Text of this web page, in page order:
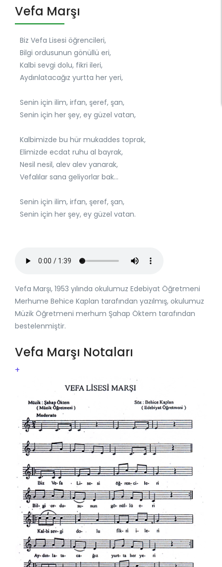
Vefa Marşı
Biz Vefa Lisesi öğrencileri,
Bilgi ordusunun gönüllü eri,
Kalbi sevgi dolu, fikri ileri,
Aydınlatacağız yurtta her yeri,
Senin için ilim, irfan, şeref, şan,
Senin için her şey, ey güzel vatan,
Kalbimizde bu hür mukaddes toprak,
Elimizde ecdat ruhu al bayrak,
Nesil nesil, alev alev yanarak,
Vefalılar sana geliyorlar bak…
Senin için ilim, irfan, şeref, şan,
Senin için her şey, ey güzel vatan.
Vefa Marşı, 1953 yılında okulumuz Edebiyat Öğretmeni
Merhume Behice Kaplan tarafından yazılmış, okulumuz
Müzik Öğretmeni merhum Şahap Öktem tarafından
bestelenmiştir.
Vefa Marşı Notaları
+